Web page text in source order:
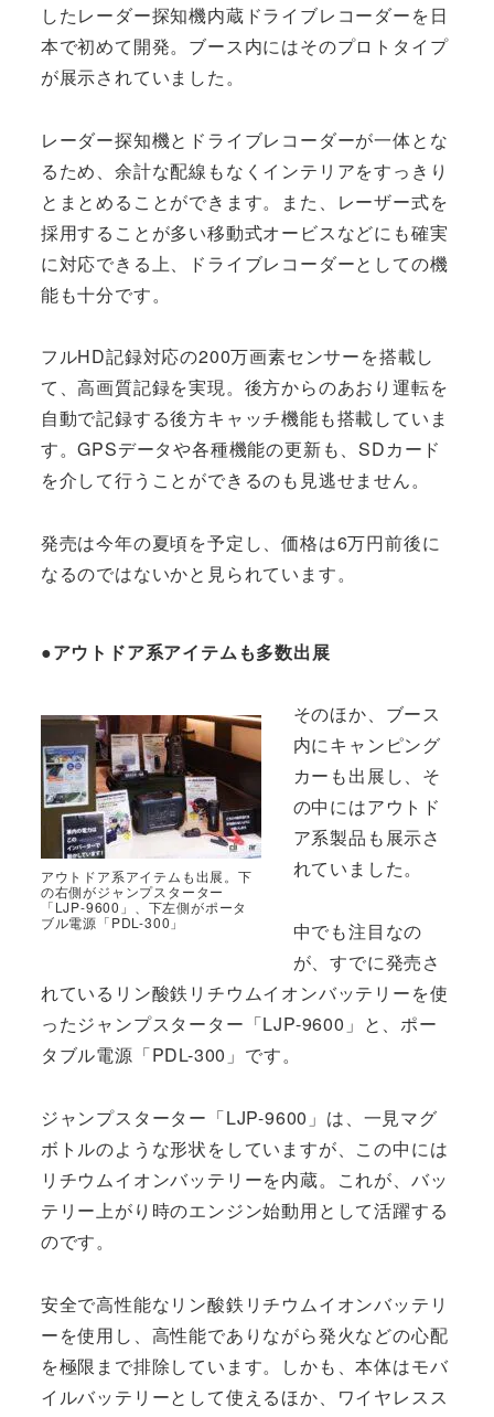
したレーダー探知機内蔵ドライブレコーダーを日
本で初めて開発。ブース内にはそのプロトタイプ
が展示されていました。
レーダー探知機とドライブレコーダーが一体とな
るため、余計な配線もなくインテリアをすっきり
とまとめることができます。また、レーザー式を
採用することが多い移動式オービスなどにも確実
に対応できる上、ドライブレコーダーとしての機
能も十分です。
フルHD記録対応の200万画素センサーを搭載し
て、高画質記録を実現。後方からのあおり運転を
自動で記録する後方キャッチ機能も搭載していま
す。GPSデータや各種機能の更新も、SDカード
を介して行うことができるのも見逃せません。
発売は今年の夏頃を予定し、価格は6万円前後に
なるのではないかと見られています。
●アウトドア系アイテムも多数出展
アウトドア系アイテムも出展。下
の右側がジャンプスターター
「LJP-9600」、下左側がポータ
ブル電源「PDL-300」
そのほか、ブース
内にキャンピング
カーも出展し、そ
の中にはアウトド
ア系製品も展示さ
れていました。
中でも注目なの
が、すでに発売さ
れているリン酸鉄リチウムイオンバッテリーを使
ったジャンプスターター「LJP-9600」と、ポー
タブル電源「PDL-300」です。
ジャンプスターター「LJP-9600」は、一見マグ
ボトルのような形状をしていますが、この中には
リチウムイオンバッテリーを内蔵。これが、バッ
テリー上がり時のエンジン始動用として活躍する
のです。
安全で高性能なリン酸鉄リチウムイオンバッテリ
ーを使用し、高性能でありながら発火などの心配
を極限まで排除しています。しかも、本体はモバ
イルバッテリーとして使えるほか、ワイヤレスス